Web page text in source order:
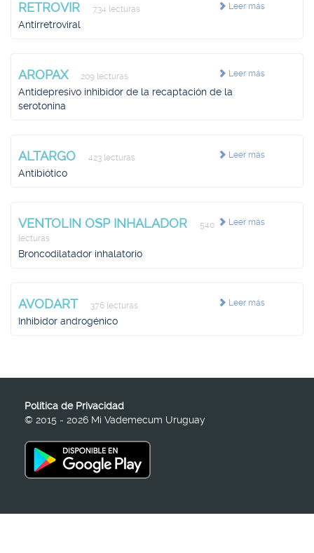
Leer más
RETROVIR 734 lecturas
Antirretroviral
Leer más
AROPAX 209 lecturas
Antidepresivo inhibidor de la recaptación de la
serotonina
Leer más
ALTARGO 423 lecturas
Antibiótico
Leer más
VENTOLIN OSP INHALADOR
540
lecturas
Broncodilatador inhalatorio
Leer más
AVODART 376 lecturas
Inhibidor androgénico
Política de Privacidad
© 2015 - 2026 Mi Vademecum Uruguay